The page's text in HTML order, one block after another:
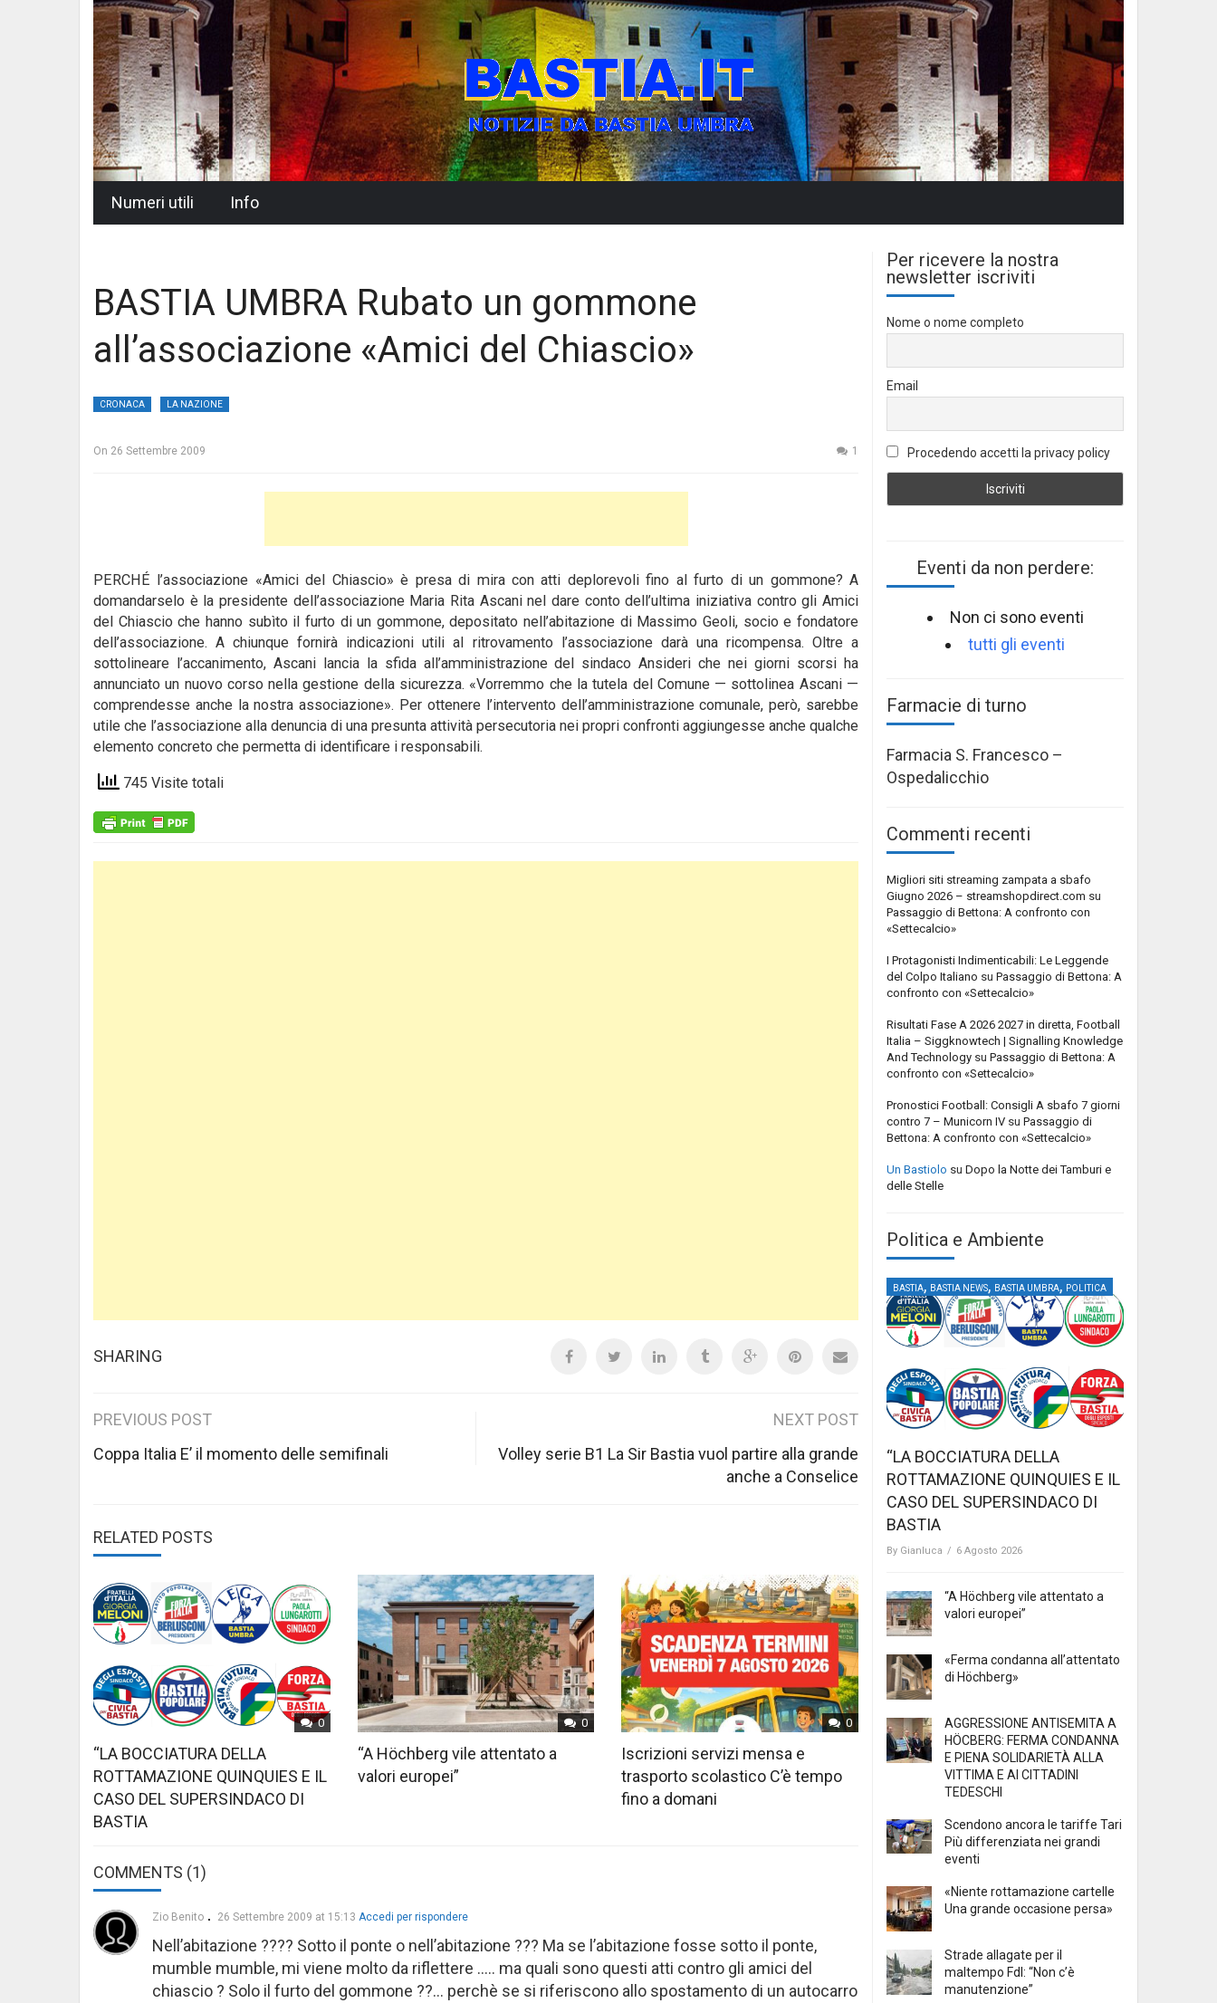
Numeri utili Info
BASTIA UMBRA Rubato un gommone
all’associazione «Amici del Chiascio»
CRONACA LA NAZIONE
On 26 Settembre 2009 1
PERCHÉ l’associazione «Amici del Chiascio» è presa di mira con atti deplorevoli fino al furto di un gommone? A
domandarselo è la presidente dell’associazione Maria Rita Ascani nel dare conto dell’ultima iniziativa contro gli Amici
del Chiascio che hanno subìto il furto di un gommone, depositato nell’abitazione di Massimo Geoli, socio e fondatore
dell’associazione. A chiunque fornirà indicazioni utili al ritrovamento l’associazione darà una ricompensa. Oltre a
sottolineare l’accanimento, Ascani lancia la sfida all’amministrazione del sindaco Ansideri che nei giorni scorsi ha
annunciato un nuovo corso nella gestione della sicurezza. «Vorremmo che la tutela del Comune — sottolinea Ascani —
comprendesse anche la nostra associazione». Per ottenere l’intervento dell’amministrazione comunale, però, sarebbe
utile che l’associazione alla denuncia di una presunta attività persecutoria nei propri confronti aggiungesse anche qualche
elemento concreto che permetta di identificare i responsabili.
745 Visite totali
SHARING
Post
navigation
PREVIOUS POST
Coppa Italia E’ il momento delle semifinali
NEXT POST
Volley serie B1 La Sir Bastia vuol partire alla grande
anche a Conselice
RELATED POSTS
0
“LA BOCCIATURA DELLA
ROTTAMAZIONE QUINQUIES E IL
CASO DEL SUPERSINDACO DI
BASTIA
0
“A Höchberg vile attentato a
valori europei”
0
Iscrizioni servizi mensa e
trasporto scolastico C’è tempo
fino a domani
COMMENTS (1)
Zio Benito 26 Settembre 2009 at 15:13 Accedi per rispondere
Nell’abitazione ???? Sotto il ponte o nell’abitazione ??? Ma se l’abitazione fosse sotto il ponte,
mumble mumble, mi viene molto da riflettere ….. ma quali sono questi atti contro gli amici del
chiascio ? Solo il furto del gommone ??… perchè se si riferiscono allo spostamento di un autocarro
Per ricevere la nostra
newsletter iscriviti
Nome o nome completo
Email
Procedendo accetti la privacy policy
Eventi da non perdere:
Non ci sono eventi
tutti gli eventi
Farmacie di turno
Farmacia S. Francesco –
Ospedalicchio
Commenti recenti
Migliori siti streaming zampata a sbafo
Giugno 2026 – streamshopdirect.com su
Passaggio di Bettona: A confronto con
«Settecalcio»
I Protagonisti Indimenticabili: Le Leggende
del Colpo Italiano su Passaggio di Bettona: A
confronto con «Settecalcio»
Risultati Fase A 2026 2027 in diretta, Football
Italia – Siggknowtech | Signalling Knowledge
And Technology su Passaggio di Bettona: A
confronto con «Settecalcio»
Pronostici Football: Consigli A sbafo 7 giorni
contro 7 – Municorn IV su Passaggio di
Bettona: A confronto con «Settecalcio»
Un Bastiolo su Dopo la Notte dei Tamburi e
delle Stelle
Politica e Ambiente
BASTIA, BASTIA NEWS, BASTIA UMBRA, POLITICA
“LA BOCCIATURA DELLA
ROTTAMAZIONE QUINQUIES E IL
CASO DEL SUPERSINDACO DI
BASTIA
By Gianluca / 6 Agosto 2026
“A Höchberg vile attentato a
valori europei”
«Ferma condanna all’attentato
di Höchberg»
AGGRESSIONE ANTISEMITA A
HÖCBERG: FERMA CONDANNA
E PIENA SOLIDARIETÀ ALLA
VITTIMA E AI CITTADINI
TEDESCHI
Scendono ancora le tariffe Tari
Più differenziata nei grandi
eventi
«Niente rottamazione cartelle
Una grande occasione persa»
Strade allagate per il
maltempo FdI: “Non c’è
manutenzione”